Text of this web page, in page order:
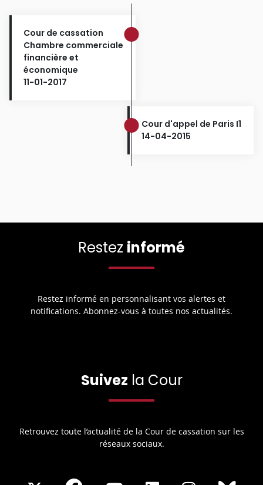
Cour de cassation
Chambre commerciale
financière et
économique
11-01-2017
Cour d'appel de Paris I1
14-04-2015
Restez informé
Restez informé en personnalisant vos alertes et
notifications. Abonnez-vous à toutes nos actualités.
Suivez la Cour
Retrouvez toute l’actualité de la Cour de cassation sur les
réseaux sociaux.